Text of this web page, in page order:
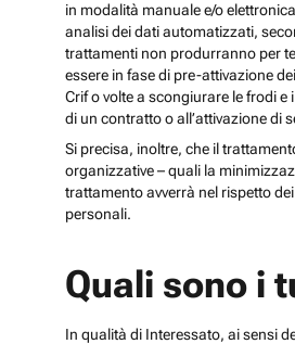
in modalità manuale e/o
analisi dei dati automatizzati,
trattamenti non produrranno per
essere in fase di pre-attivazione
Crif o volte a scongiurare le frodi
di un contratto o all’attivazione di
Si precisa, inoltre, che il
organizzative – quali la
trattamento avverrà nel rispetto
personali.
Quali sono i
In qualità di Interessato, ai sensi